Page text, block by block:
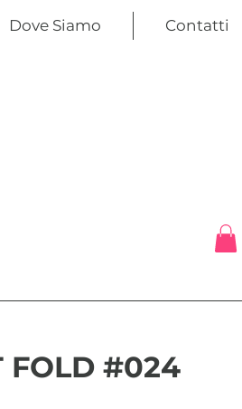
Dove Siamo Contatti
FOLD #024